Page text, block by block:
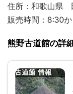
住所：和歌山県
販売時間：8:30
熊野古道館の詳